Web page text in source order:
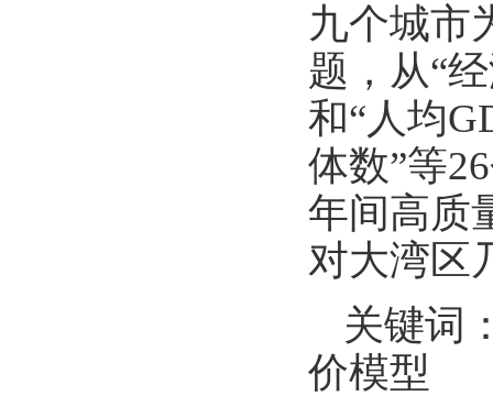
九个城市
题，从“
和“人均
体数”等
年间高质
对大湾区
关键词
价模型